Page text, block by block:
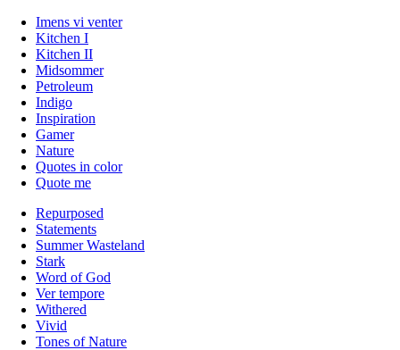
Imens vi venter
Kitchen I
Kitchen II
Midsommer
Petroleum
Indigo
Inspiration
Gamer
Nature
Quotes in color
Quote me
Repurposed
Statements
Summer Wasteland
Stark
Word of God
Ver tempore
Withered
Vivid
Tones of Nature